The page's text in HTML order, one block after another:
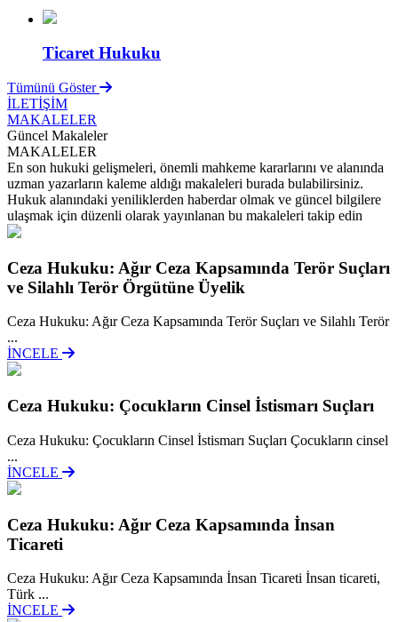
Ticaret Hukuku
Tümünü Göster
İLETİŞİM
MAKALELER
Güncel Makaleler
MAKALELER
En son hukuki gelişmeleri, önemli mahkeme kararlarını ve alanında
uzman yazarların kaleme aldığı makaleleri burada bulabilirsiniz.
Hukuk alanındaki yeniliklerden haberdar olmak ve güncel bilgilere
ulaşmak için düzenli olarak yayınlanan bu makaleleri takip edin
Ceza Hukuku: Ağır Ceza Kapsamında Terör Suçları
ve Silahlı Terör Örgütüne Üyelik
Ceza Hukuku: Ağır Ceza Kapsamında Terör Suçları ve Silahlı Terör
...
İNCELE
Ceza Hukuku: Çocukların Cinsel İstismarı Suçları
Ceza Hukuku: Çocukların Cinsel İstismarı Suçları Çocukların cinsel
...
İNCELE
Ceza Hukuku: Ağır Ceza Kapsamında İnsan
Ticareti
Ceza Hukuku: Ağır Ceza Kapsamında İnsan Ticareti İnsan ticareti,
Türk ...
İNCELE